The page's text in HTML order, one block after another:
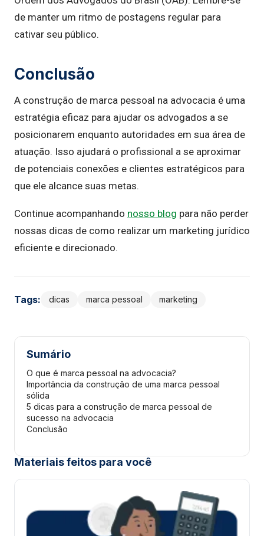
de manter um ritmo de postagens regular para
cativar seu público.
Conclusão
A construção de marca pessoal na advocacia é uma
estratégia eficaz para ajudar os advogados a se
posicionarem enquanto autoridades em sua área de
atuação. Isso ajudará o profissional a se aproximar
de potenciais conexões e clientes estratégicos para
que ele alcance suas metas.
Continue acompanhando nosso blog para não perder
nossas dicas de como realizar um marketing jurídico
eficiente e direcionado.
Tags: dicas marca pessoal marketing
Sumário
O que é marca pessoal na advocacia?
Importância da construção de uma marca pessoal
sólida
5 dicas para a construção de marca pessoal de
sucesso na advocacia
Conclusão
Materiais feitos para você